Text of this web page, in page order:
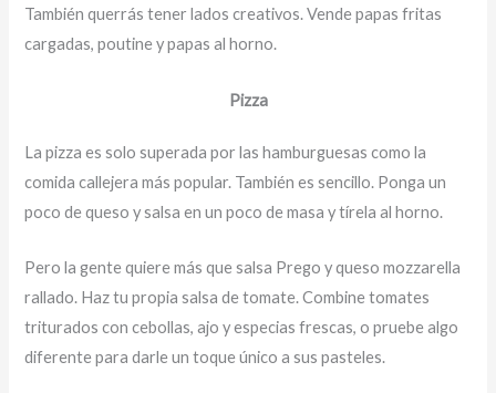
También querrás tener lados creativos. Vende papas fritas
cargadas, poutine y papas al horno.
Pizza
La pizza es solo superada por las hamburguesas como la
comida callejera más popular. También es sencillo. Ponga un
poco de queso y salsa en un poco de masa y tírela al horno.
Pero la gente quiere más que salsa Prego y queso mozzarella
rallado. Haz tu propia salsa de tomate. Combine tomates
triturados con cebollas, ajo y especias frescas, o pruebe algo
diferente para darle un toque único a sus pasteles.